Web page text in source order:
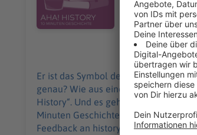
history@welt.de. Produktion: Marvin Schwarz Host/Redaktion: Wim Orth Redaktion: Imke Rabiega
Impressum:
https://
06.01.2025
Er ist das Symbol des russischen
genau? Wie aus einer kleinen
History“. Und es geht um einen teuren
Minuten Geschichte" ist der neue History-
Feedback an history@welt.de. Produktion: Marvin Schwarz Host/Redaktion: Wim Orth Redaktion: Imke Rabiega Impressum: